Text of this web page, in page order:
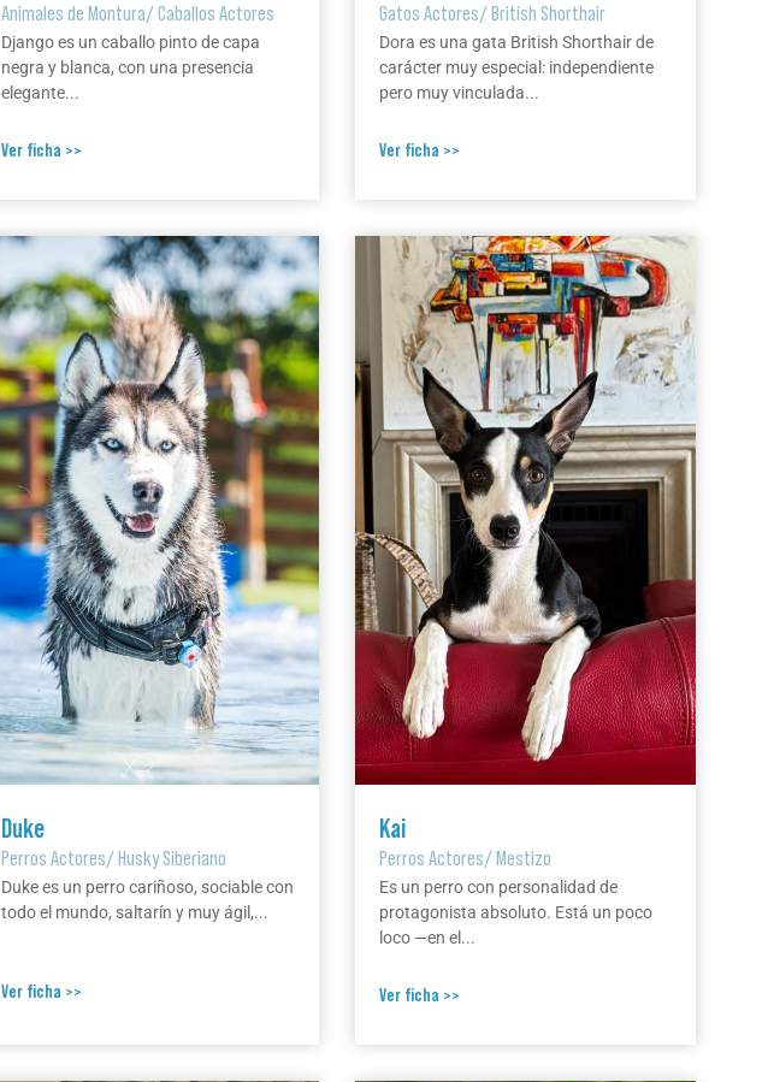
Animales de Montura/Caballos Actores
Django es un caballo pinto de capa
negra y blanca, con una presencia
elegante...
Ver ficha >>
Gatos Actores/British Shorthair
Dora es una gata British Shorthair de
carácter muy especial: independiente
pero muy vinculada...
Ver ficha >>
Duke
Perros Actores/Husky Siberiano
Duke es un perro cariñoso, sociable con
todo el mundo, saltarín y muy ágil,...
Ver ficha >>
Kai
Perros Actores/Mestizo
Es un perro con personalidad de
protagonista absoluto. Está un poco
loco —en el...
Ver ficha >>